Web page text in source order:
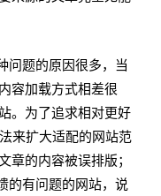
问题的原因很多，当
容加载方式相差很
。为了追求相对更好
来扩大适配的网站范
章的内容被误排版；
的有问题的网站，说